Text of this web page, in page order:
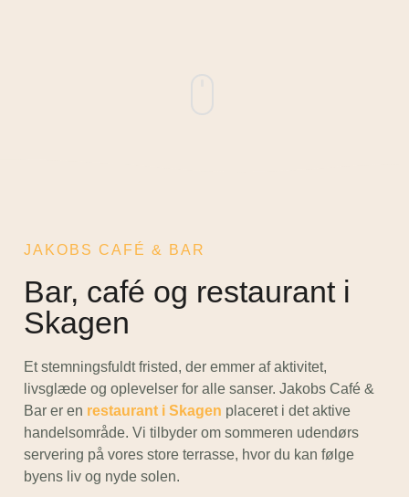
JAKOBS CAFÉ & BAR
Bar, café og restaurant i
Skagen
Et stemningsfuldt fristed, der emmer af aktivitet,
livsglæde og oplevelser for alle sanser. Jakobs Café &
Bar er en restaurant i Skagen placeret i det aktive
handelsområde. Vi tilbyder om sommeren udendørs
servering på vores store terrasse, hvor du kan følge
byens liv og nyde solen.